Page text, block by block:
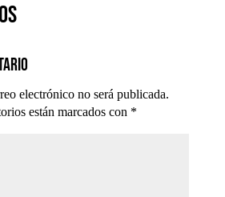
electrónico no será publicada.
están marcados con *